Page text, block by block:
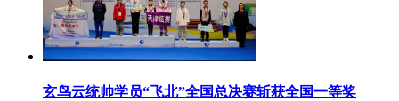
玄鸟云统帅学员“飞北”全国总决赛斩获全国一等奖